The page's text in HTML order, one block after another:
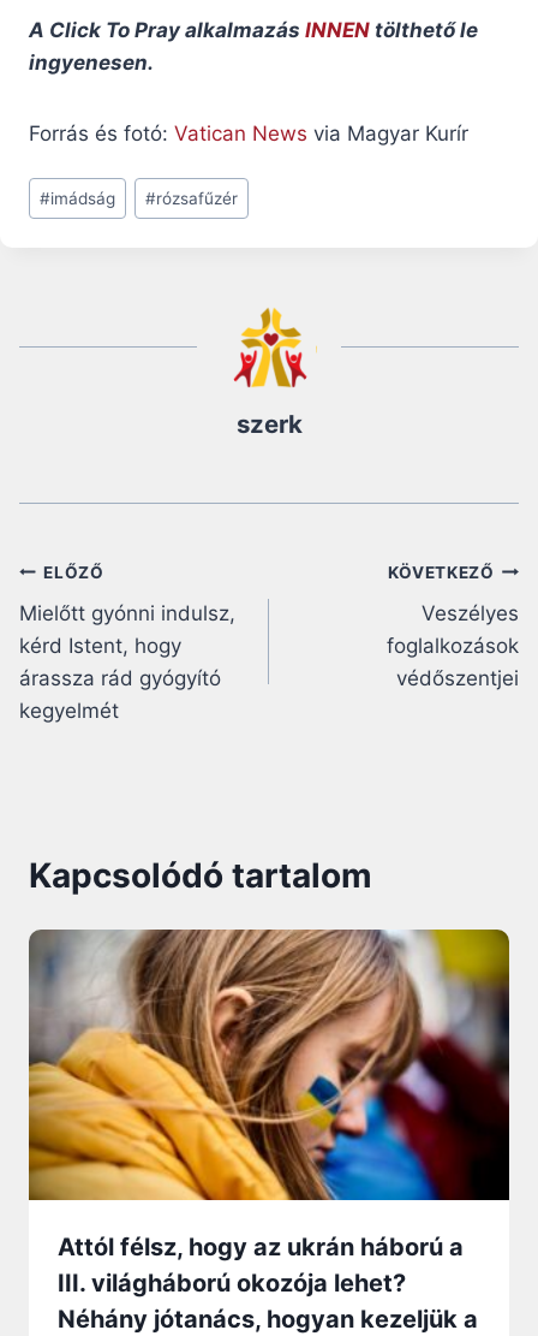
A Click To Pray alkalmazás INNEN tölthető le
ingyenesen.
Forrás és fotó: Vatican News via Magyar Kurír
Post
Tags:
#imádság #rózsafűzér
szerk
Bejegyzés
navigáció
ELŐZŐ
Mielőtt gyónni indulsz,
kérd Istent, hogy
árassza rád gyógyító
kegyelmét
KÖVETKEZŐ
Veszélyes
foglalkozások
védőszentjei
Kapcsolódó tartalom
Attól félsz, hogy az ukrán háború a
III. világháború okozója lehet?
Néhány jótanács, hogyan kezeljük a